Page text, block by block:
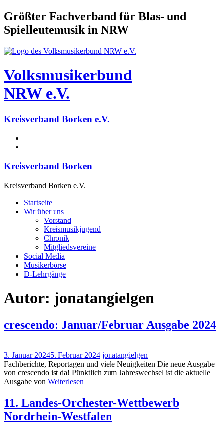
Größter Fachverband für Blas- und
Spielleutemusik in NRW
Volksmusikerbund
NRW e.V.
Kreisverband Borken e.V.
Kreisverband Borken
Kreisverband Borken e.V.
Startseite
Wir über uns
Vorstand
Kreismusikjugend
Chronik
Mitgliedsvereine
Social Media
Musikerbörse
D-Lehrgänge
Autor: jonatangielgen
crescendo: Januar/Februar Ausgabe 2024
3. Januar 20245. Februar 2024 jonatangielgen
Fachberichte, Reportagen und viele Neuigkeiten Die neue Ausgabe
von crescendo ist da! Pünktlich zum Jahreswechsel ist die aktuelle
Ausgabe von Weiterlesen
11. Landes-Orchester-Wettbewerb
Nordrhein-Westfalen